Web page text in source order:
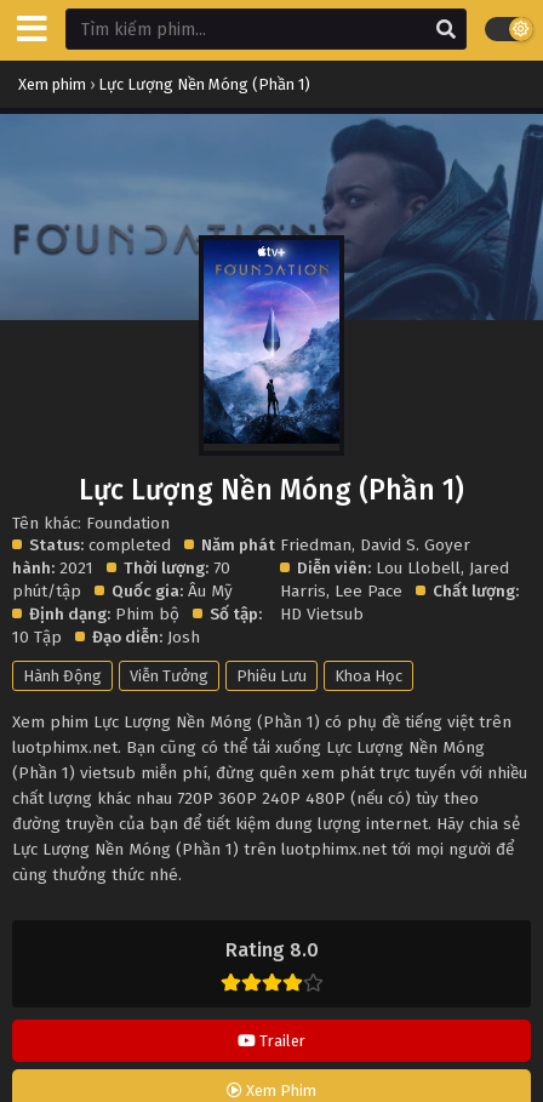
Xem phim › Lực Lượng Nền Móng (Phần 1)
Rating 8.0
Trailer
Xem Phim
Lực Lượng Nền Móng (Phần 1)
Tên khác: Foundation
Status: completed
Năm phát
hành: 2021 Thời lượng: 70
phút/tập
Quốc gia: Âu Mỹ
Định dạng: Phim bộ
Số tập:
10 Tập
Đạo diễn: Josh
Friedman, David S. Goyer
Diễn viên: Lou Llobell, Jared
Harris, Lee Pace
Chất lượng:
HD Vietsub
Hành Động Viễn Tưởng Phiêu Lưu Khoa Học
Xem phim Lực Lượng Nền Móng (Phần 1) có phụ đề tiếng việt trên
luotphimx.net. Bạn cũng có thể tải xuống Lực Lượng Nền Móng
(Phần 1) vietsub miễn phí, đừng quên xem phát trực tuyến với nhiều
chất lượng khác nhau 720P 360P 240P 480P (nếu có) tùy theo
đường truyền của bạn để tiết kiệm dung lượng internet. Hãy chia sẻ
Lực Lượng Nền Móng (Phần 1) trên luotphimx.net tới mọi người để
cùng thưởng thức nhé.